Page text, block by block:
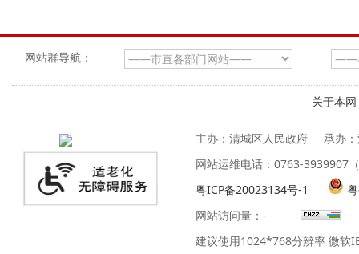
网站群导航：
关于本网
主办：清城区人民政府
承办
网站运维电话：0763-3939907
粤ICP备20023134号-1
网站访问量： -
建议使用1024*768分辨率 微软